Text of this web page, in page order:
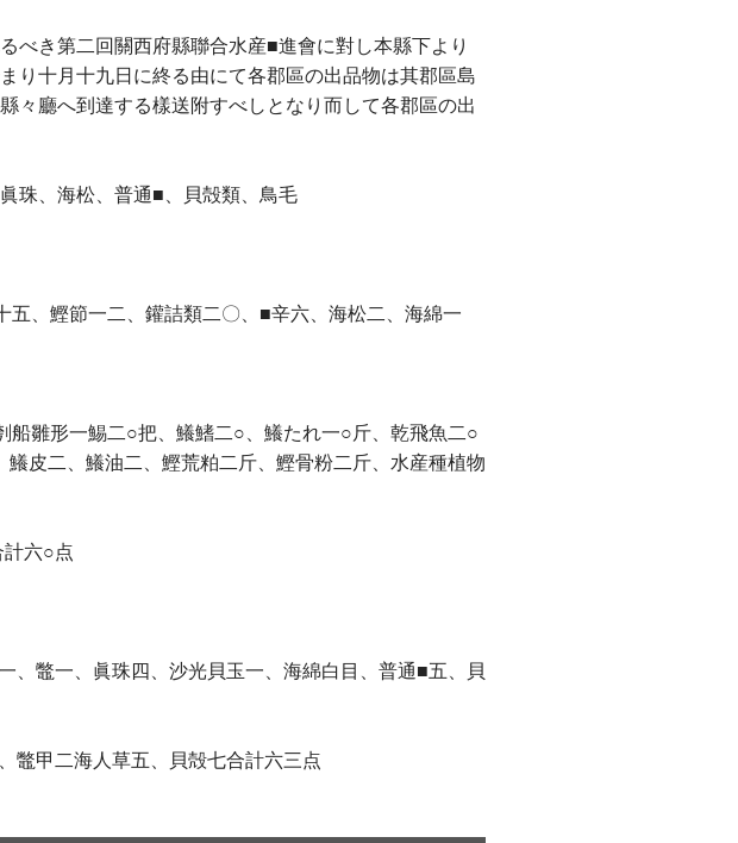
べき第二回關西府縣聯合水産■進會に對し本縣下より
り十月十九日に終る由にて各郡區の出品物は其郡區島
々廳へ到達する樣送附すべしとなり而して各郡區の出
珠、海松、普通■、貝殻類、鳥毛
、鰹節一二、鑵詰類二〇、■辛六、海松二、海綿一
雛形一鯣二○把、鱶鰭二○、鱶たれ一○斤、乾飛魚二○
皮二、鱶油二、鰹荒粕二斤、鰹骨粉二斤、水産種植物
六○点
鼈一、眞珠四、沙光貝玉一、海綿白目、普通■五、貝
鼈甲二海人草五、貝殻七合計六三点